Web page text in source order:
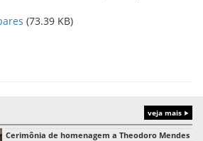
(73.39 KB)
veja mais
Cerimônia de homenagem a Theodoro Mendes